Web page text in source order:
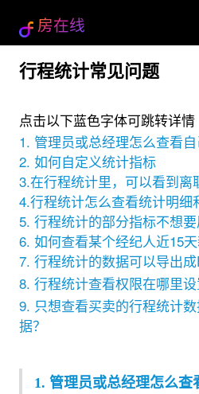
房在线
行程统计常见问题
点击以下蓝色字体可跳转详情
1. 管理员或总经理怎么查看自
2. 如何自定义统计指标
3.在行程统计里，可以看到离
4.行程统计怎么查看统计明细
5. 行程统计的部分指标不想要
6. 如何查看某个经纪人近15
7. 行程统计的数据可以导出成
8. 行程统计查看权限在哪里设
9. 只想查看买卖的行程统计
据？
1. 管理员或总经理怎么查